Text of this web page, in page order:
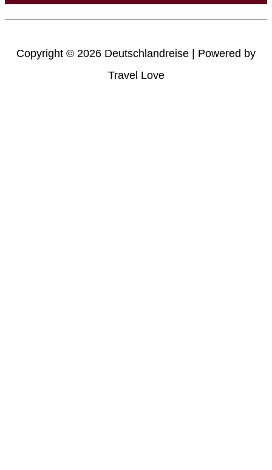
Copyright © 2026 Deutschlandreise | Powered by
Travel Love